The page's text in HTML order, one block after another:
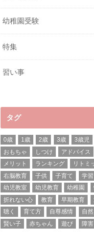
幼稚園受験
特集
習い事
タグ
0歳 1歳 2歳 3歳 3歳児
おもちゃ
しつけ アドバイス
メリット
ランキング リトミ
右脳教育
子供 子育て 学習
幼児教室
幼児教育 幼稚園
折れない心
教育 早期教育
聴く
育て方 自尊感情 自然
賢い子
赤ちゃん 遊び 障害